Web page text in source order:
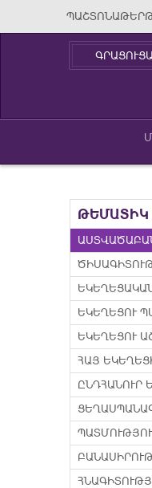
ԹԵՄԱՏԻԿ
ԵԿԵՂԵՑՈՒ
ԵԿԵՂԵՑՈՒ
ՀԱՅ
ԸՆԴՀԱՆՈՒՐ